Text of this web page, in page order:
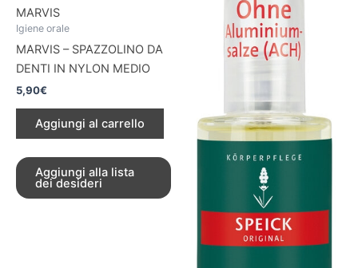
MARVIS
Igiene orale
MARVIS – SPAZZOLINO DA
DENTI IN NYLON MEDIO
5,90€
Aggiungi al carrello
Aggiungi alla lista
dei desideri